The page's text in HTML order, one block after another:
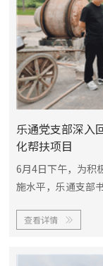
乐通党支部深入
化帮扶项目
6月4日下午，为积
施水平，乐通支部
委会道路现状，
查看详情 